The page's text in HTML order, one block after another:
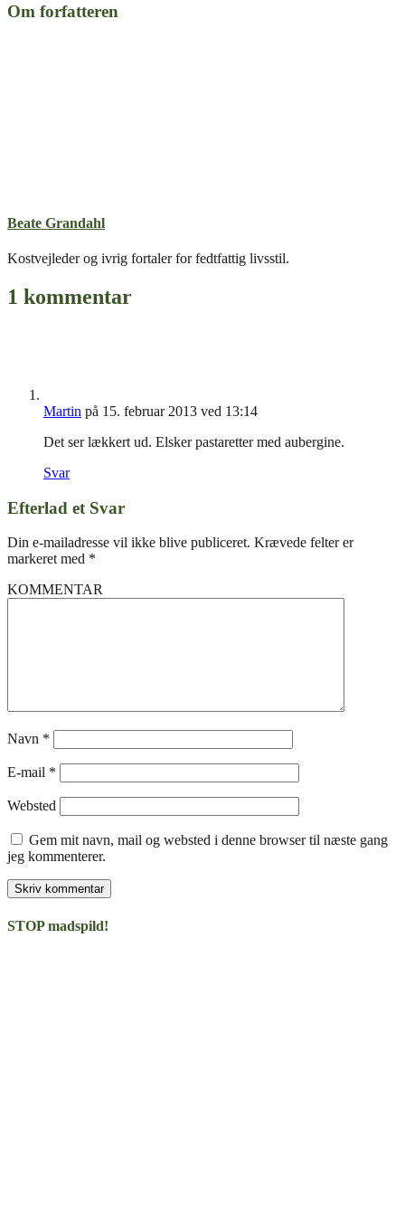
Om forfatteren
Beate Grandahl
Kostvejleder og ivrig fortaler for fedtfattig livsstil.
1 kommentar
Martin på 15. februar 2013 ved 13:14
Det ser lækkert ud. Elsker pastaretter med aubergine.
Svar
Efterlad et Svar
Din e-mailadresse vil ikke blive publiceret. Krævede felter er
markeret med *
KOMMENTAR
Navn *
E-mail *
Websted
Gem mit navn, mail og websted i denne browser til næste gang
jeg kommenterer.
STOP madspild!